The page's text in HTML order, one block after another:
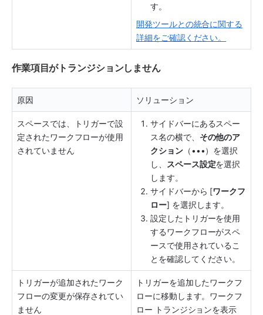
す。
開発ツールとの統合に関する
詳細をご確認ください。
作業項目がトランジションしません
原因 ソリューション
スペースでは、トリガーで設
定されたワークフローが使用
されていません
サイドバーにあるスペー
ス名の横で、 その他のア
クション（•••）を選択
し、
スペース設定を選択
します。
サイドバーから [ワークフ
ロー] を選択します。
設定したトリガーを使用
するワークフローがスペ
ースで使用されているこ
とを確認してください。
トリガーが追加されたワーク
フローの変更が保存されてい
ません
トリガーを追加したワークフ
ローに移動します。ワークフ
ロー トランジションを表示